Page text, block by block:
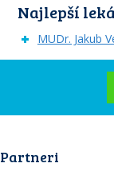
Najlepší
MUDr. Jakub
Partneri